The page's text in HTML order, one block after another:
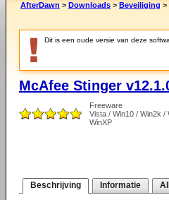
AfterDawn > Downloads > Beveiliging >
Dit is een oude versie van deze
McAfee Stinger
Freeware
Vista / Win10 / Win2k /
WinXP
Beschrijving Informatie